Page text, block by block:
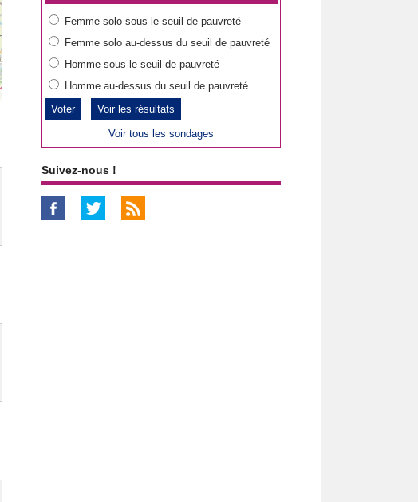
Femme solo sous le seuil de pauvreté
Femme solo au-dessus du seuil de pauvreté
Homme sous le seuil de pauvreté
Homme au-dessus du seuil de pauvreté
Voir les résultats
Voir tous les sondages
Suivez-nous !